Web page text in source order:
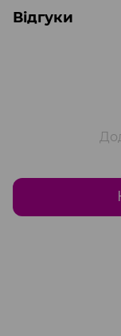
Відгуки